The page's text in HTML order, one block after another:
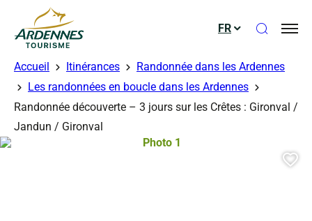
ADT des Ardennes
FR Ouvrir
Accueil Itinérances
Randonnée dans les Ardennes
Les randonnées en boucle dans les Ardennes
Randonnée découverte – 3 jours sur les Crêtes : Gironval /
Jandun / Gironval
Photo 1, © OTCP